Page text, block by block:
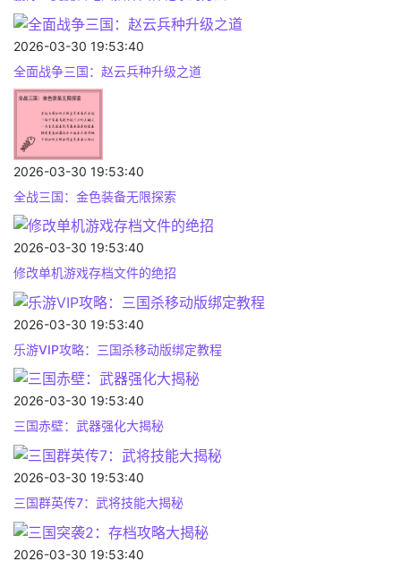
2026-03-30 19:53:40
全面战争三国：赵云兵种升级之道
2026-03-30 19:53:40
全战三国：金色装备无限探索
2026-03-30 19:53:40
修改单机游戏存档文件的绝招
2026-03-30 19:53:40
乐游VIP攻略：三国杀移动版绑定教程
2026-03-30 19:53:40
三国赤壁：武器强化大揭秘
2026-03-30 19:53:40
三国群英传7：武将技能大揭秘
2026-03-30 19:53:40